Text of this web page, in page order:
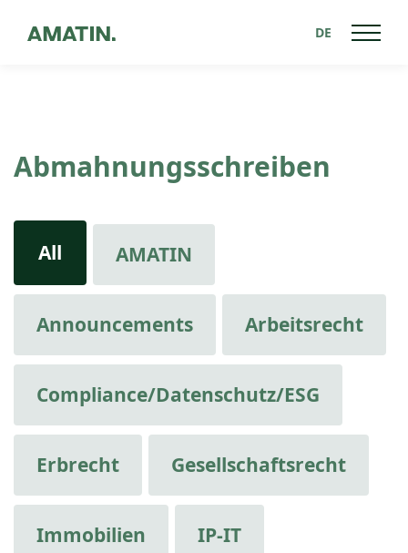
DE
Abmahnungsschreiben
All AMATIN
Announcements Arbeitsrecht
Compliance/Datenschutz/ESG
Erbrecht Gesellschaftsrecht
Immobilien IP-IT